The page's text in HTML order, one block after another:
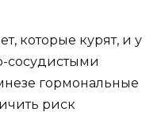
которые курят, и у
сосудистыми
гормональные
риск